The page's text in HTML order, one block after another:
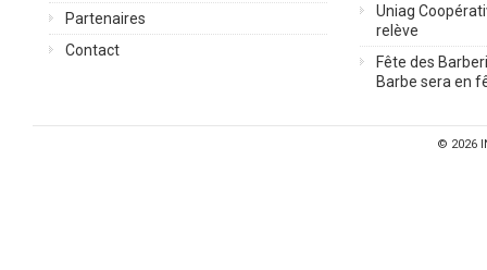
Partenaires
Contact
Uniag
relève
Fête des
Barbe sera en
© 2026